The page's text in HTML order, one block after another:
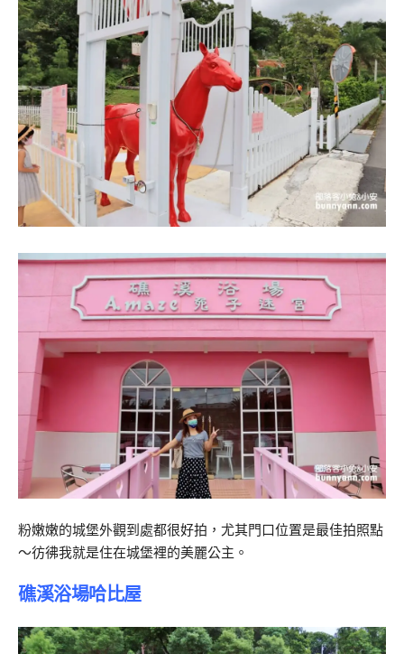
粉嫩嫩的城堡外觀到處都很好拍，尤其門口位置是最佳拍照點
～彷彿我就是住在城堡裡的美麗公主。
礁溪浴場哈比屋